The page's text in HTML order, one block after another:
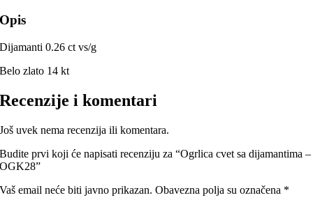
Opis
Dijamanti 0.26 ct vs/g
Belo zlato 14 kt
Recenzije i komentari
Još uvek nema recenzija ili komentara.
Budite prvi koji će napisati recenziju za “Ogrlica cvet sa dijamantima –
OGK28”
Vaš email neće biti javno prikazan. Obavezna polja su označena *